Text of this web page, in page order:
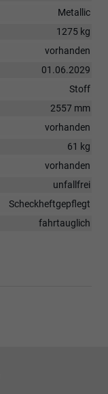
Metallic
1275 kg
vorhanden
01.06.2029
Stoff
2557 mm
vorhanden
61 kg
vorhanden
unfallfrei
Scheckheftgepflegt
fahrtauglich